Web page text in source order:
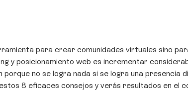
para crear comunidades virtuales sino
y posicionamiento web es incrementar
no se logra nada si se logra una
8 eficaces consejos y verás resultados en el